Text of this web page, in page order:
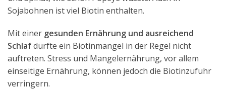
Sojabohnen ist viel Biotin enthalten.
Mit einer gesunden Ernährung und ausreichend
Schlafdürfte ein Biotinmangel in der Regel nicht
auftreten. Stress und Mangelernährung, vor allem
einseitige Ernährung, können jedoch die Biotinzufuhr
verringern.